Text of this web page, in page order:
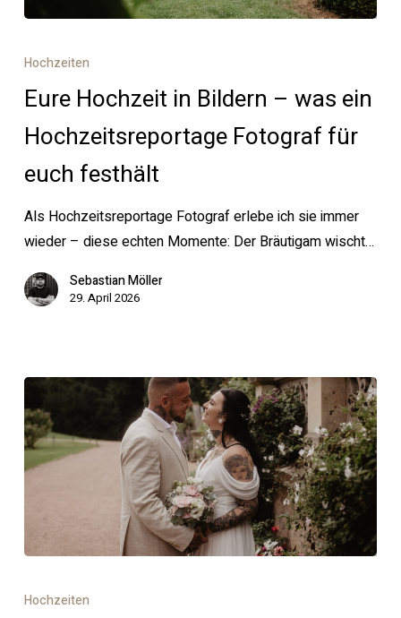
Hochzeit
Bildern
–
ein
Hochzeitsreportage
Fotograf
euch
festhält
Hochzeiten
Eure Hochzeit in Bildern – was ein
Hochzeitsreportage Fotograf für
euch festhält
Als Hochzeitsreportage Fotograf erlebe ich sie immer
wieder – diese echten Momente: Der Bräutigam wischt…
Sebastian Möller
29. April 2026
in
Hochzeiten